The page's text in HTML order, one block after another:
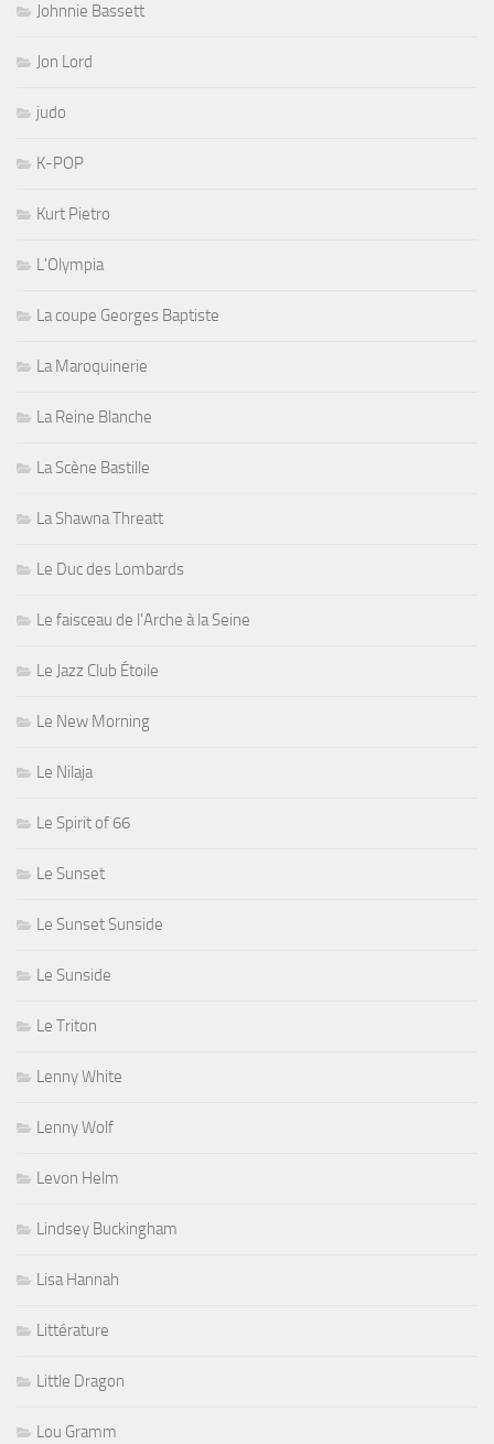
Johnnie Bassett
Jon Lord
judo
K-POP
Kurt Pietro
L'Olympia
La coupe Georges Baptiste
La Maroquinerie
La Reine Blanche
La Scène Bastille
La Shawna Threatt
Le Duc des Lombards
Le faisceau de l'Arche à la Seine
Le Jazz Club Étoile
Le New Morning
Le Nilaja
Le Spirit of 66
Le Sunset
Le Sunset Sunside
Le Sunside
Le Triton
Lenny White
Lenny Wolf
Levon Helm
Lindsey Buckingham
Lisa Hannah
Littérature
Little Dragon
Lou Gramm